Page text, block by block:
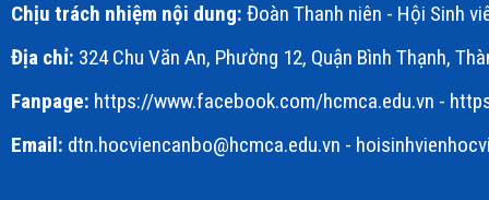
Chịu trách nhiệm nội dung: Đoàn Thanh niên - Hội Sinh
Địa chỉ: 324 Chu Văn An, Phường 12, Quận Bình Thạnh,
Fanpage: https://www.facebook.com/hcmca.edu.vn -
Email: dtn.hocviencanbo@hcmca.edu.vn -